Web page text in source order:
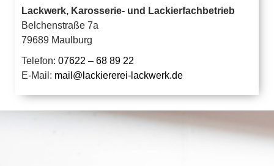
Lackwerk, Karosserie- und Lackierfachbetrieb
Belchenstraße 7a
79689 Maulburg
Telefon: 07622 – 68 89 22
E-Mail: mail@lackiererei-lackwerk.de